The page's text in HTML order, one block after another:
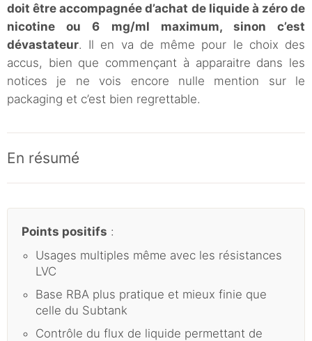
doit être accompagnée d’achat de liquide à zéro de
nicotine ou 6 mg/ml maximum, sinon c’est
dévastateur. Il en va de même pour le choix des
accus, bien que commençant à apparaitre dans les
notices je ne vois encore nulle mention sur le
packaging et c’est bien regrettable.
En résumé
Points positifs :
Usages multiples même avec les résistances
LVC
Base RBA plus pratique et mieux finie que
celle du Subtank
Contrôle du flux de liquide permettant de